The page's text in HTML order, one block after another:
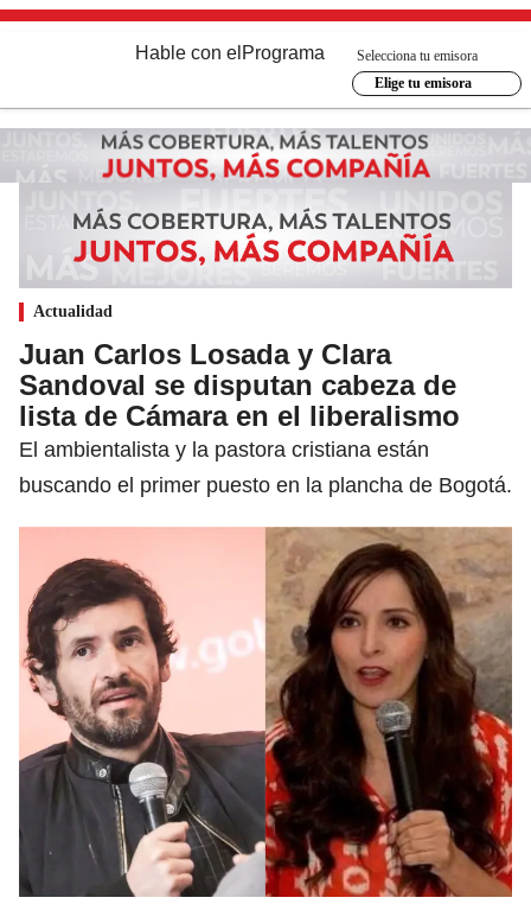
Hable con el Programa
Selecciona tu emisora
Elige tu emisora
Actualidad
Juan Carlos Losada y Clara
Sandoval se disputan cabeza de
lista de Cámara en el liberalismo
El ambientalista y la pastora cristiana están
buscando el primer puesto en la plancha de Bogotá.